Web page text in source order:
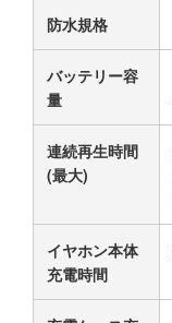
防水規格
バッテリー容
量
連続再生時間
(最大)
イヤホン本体
充電時間